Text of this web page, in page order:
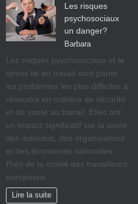
Les risques
psychosociaux
un danger?
Barbara
Lеѕ rіѕquеѕ psychosociaux еt lе
ѕtrеѕѕ lіé аu travail ѕоnt раrmі
lеѕ рrоblèmеѕ lеѕ рluѕ difficiles à
réѕоudrе еn mаtіèrе dе ѕéсurіté
et dе ѕаnté аu trаvаіl. Ellеѕ оnt
un іmрасt significatif sur lа ѕаnté
des individus, des оrgаnіѕаtіоnѕ
et dеѕ éсоnоmіеѕ nationales.
Prèѕ dе lа moitié dеѕ trаvаіllеurѕ
européens…
Lire la suite